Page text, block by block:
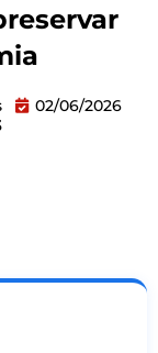
02/06/2026